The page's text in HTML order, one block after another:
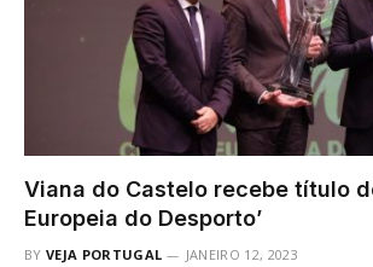
Viana do Castelo recebe título
Europeia do Desporto’
BY VEJA PORTUGAL JANEIRO 12, 2023